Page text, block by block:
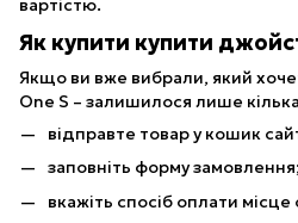
вартістю.
Як купити купити
Якщо ви вже вибрали, який
One S – залишилося лише
відправте товар у кошик
заповніть форму замовлення;
вкажіть спосіб оплати